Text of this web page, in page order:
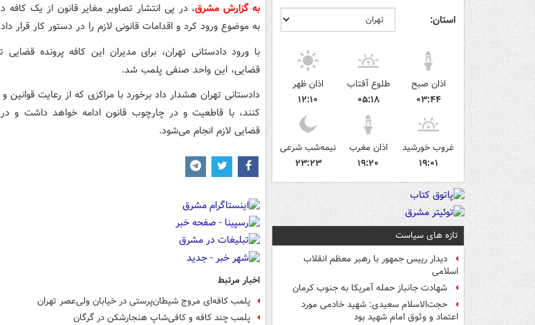
استان:
اذان صبح
۰۳:۴۴
طلوع آفتاب
۰۵:۱۸
اذان ظهر
۱۲:۱۰
غروب خورشید
۱۹:۰۱
اذان مغرب
۱۹:۲۰
نیمه‌شب شرعی
۲۳:۲۳
تازه های سیاست
دیدار رییس جمهور با رهبر معظم انقلاب
اسلامی
شهادت جانباز حمله آمریکا به جنوب کرمان
حجت‌الاسلام سعیدی: شهید خادمی مورد
اعتماد و وثوق امام شهید بود
به گزارش مشرق، در پی انتشار تصاویر مغایر قانون از یک کافه
به موضوع ورود کرد و اقدامات قانونی لازم را در دستور کار قرار
با ورود دادستانی تهران، برای مدیران این کافه پرونده
قضایی، این واحد صنفی پلمب شد.
دادستانی تهران هشدار داد برخورد با مراکزی که از رعایت
کنند، با قاطعیت و در چارچوب قانون ادامه خواهد داشت و
قضایی لازم انجام می‌شود.
اخبار مرتبط
پلمب کافه‌ای مروج شیطان‌پرستی در خیابان ولی‌عصر تهران
پلمب چند کافه و کافی‌شاپ هنجارشکن در گرگان